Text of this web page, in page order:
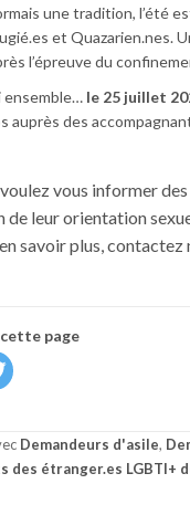
une tradition, l’été
et Quazarien.nes.
l’épreuve du
ensemble… le 25 juillet
auprès des
vous informer
de leur orientation
savoir plus,
page
Demandeurs d'asile,
des étranger.es LGBTI+